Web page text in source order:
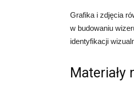
Grafika i zdjęcia
w budowaniu
identyfikacji
Materiały